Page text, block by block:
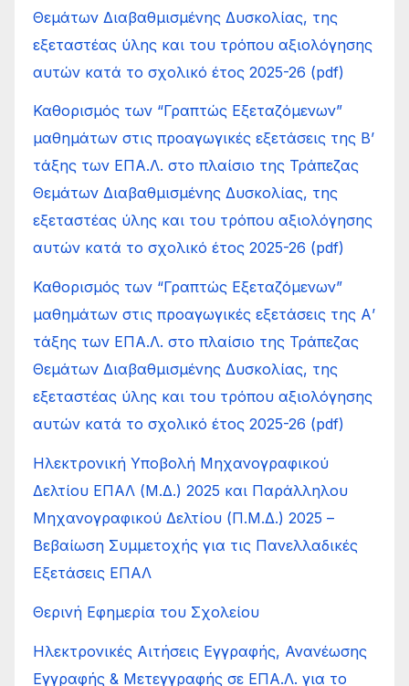
Θεμάτων Διαβαθμισμένης Δυσκολίας, της
εξεταστέας ύλης και του τρόπου αξιολόγησης
αυτών κατά το σχολικό έτος 2025-26 (pdf)
Καθορισμός των “Γραπτώς Εξεταζόμενων”
μαθημάτων στις προαγωγικές εξετάσεις της Β’
τάξης των ΕΠΑ.Λ. στο πλαίσιο της Τράπεζας
Θεμάτων Διαβαθμισμένης Δυσκολίας, της
εξεταστέας ύλης και του τρόπου αξιολόγησης
αυτών κατά το σχολικό έτος 2025-26 (pdf)
Καθορισμός των “Γραπτώς Εξεταζόμενων”
μαθημάτων στις προαγωγικές εξετάσεις της Α’
τάξης των ΕΠΑ.Λ. στο πλαίσιο της Τράπεζας
Θεμάτων Διαβαθμισμένης Δυσκολίας, της
εξεταστέας ύλης και του τρόπου αξιολόγησης
αυτών κατά το σχολικό έτος 2025-26 (pdf)
Ηλεκτρονική Υποβολή Μηχανογραφικού
Δελτίου ΕΠΑΛ (Μ.Δ.) 2025 και Παράλληλου
Μηχανογραφικού Δελτίου (Π.Μ.Δ.) 2025 –
Βεβαίωση Συμμετοχής για τις Πανελλαδικές
Εξετάσεις ΕΠΑΛ
Θερινή Εφημερία του Σχολείου
Ηλεκτρονικές Αιτήσεις Εγγραφής, Ανανέωσης
Εγγραφής & Μετεγγραφής σε ΕΠΑ.Λ. για το